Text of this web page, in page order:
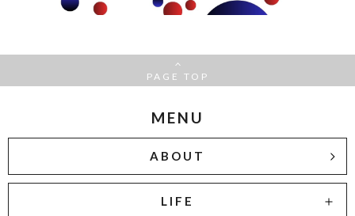
PAGE TOP
MENU
ABOUT
LIFE